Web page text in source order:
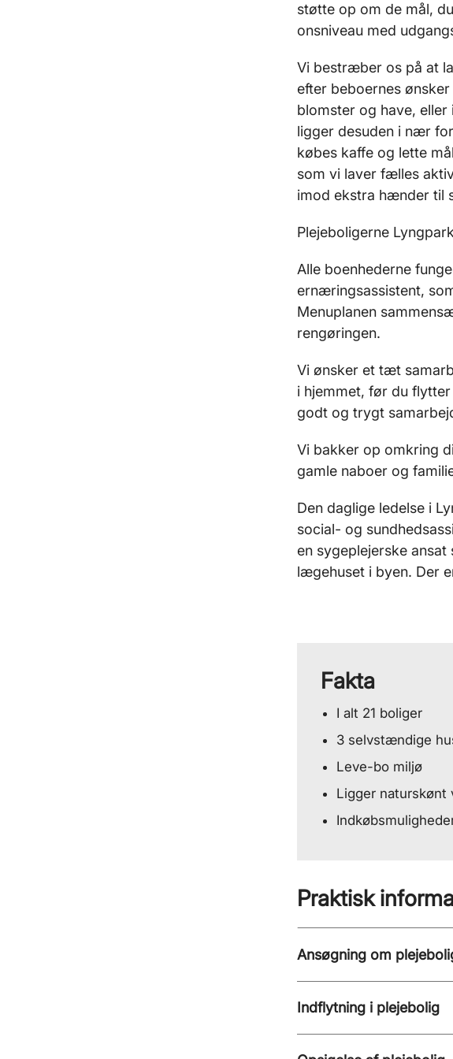
støtte op om de mål,
onsniveau med
Vi bestræber os på at
efter beboernes
blomster og have,
ligger desuden i nær
købes kaffe og lette
som vi la­ver fælles
imod ekstra hænder til
Plejeboligerne
Alle boenhederne
ernæringsassistent,
Menuplanen
rengøringen.
Vi ønsker et tæt
i hjemmet, før du
godt og trygt
Vi bakker op omkring
gamle naboer og
Den daglige ledelse i
social- og
en sygeplejerske
lægehuset i byen. Der
Fakta
I alt 21 boliger
3 selvstændige
Leve-bo miljø
Ligger naturskønt
Praktisk
Ansøgning om
Indflytning i plejebolig